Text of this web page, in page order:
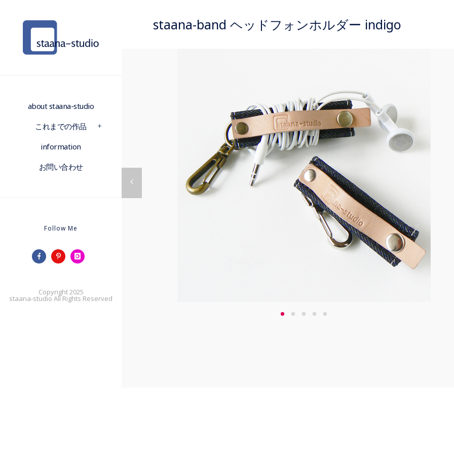
about staana-studio
これまでの作品
information
お問い合わせ
Follow Me
Copyright 2025
staana-studio All Rights Reserved
staana-band ヘッドフォンホルダー indigo